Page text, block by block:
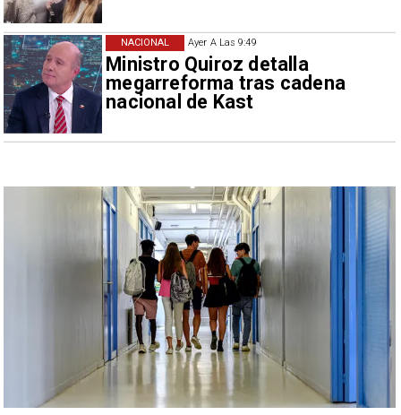
Ayer A Las 9:49
Ministro Quiroz detalla
megarreforma tras cadena
nacional de Kast
NACIONAL